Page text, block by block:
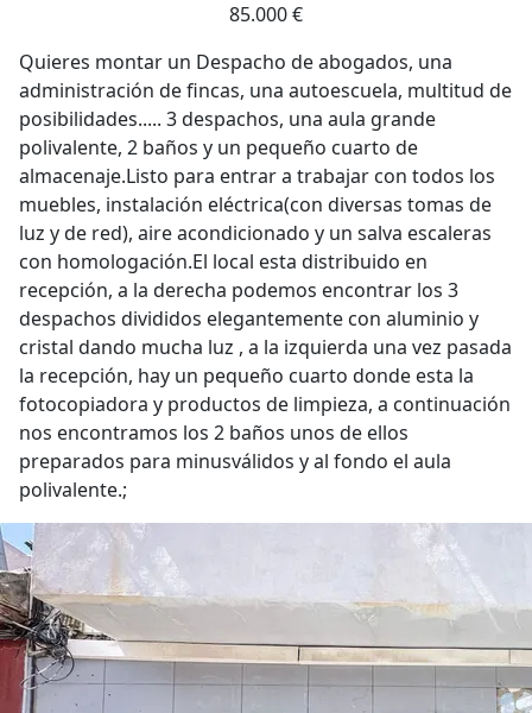
85.000 €
Quieres montar un Despacho de abogados, una
administración de fincas, una autoescuela, multitud de
posibilidades..... 3 despachos, una aula grande
polivalente, 2 baños y un pequeño cuarto de
almacenaje.Listo para entrar a trabajar con todos los
muebles, instalación eléctrica(con diversas tomas de
luz y de red), aire acondicionado y un salva escaleras
con homologación.El local esta distribuido en
recepción, a la derecha podemos encontrar los 3
despachos divididos elegantemente con aluminio y
cristal dando mucha luz , a la izquierda una vez pasada
la recepción, hay un pequeño cuarto donde esta la
fotocopiadora y productos de limpieza, a continuación
nos encontramos los 2 baños unos de ellos
preparados para minusválidos y al fondo el aula
polivalente.;